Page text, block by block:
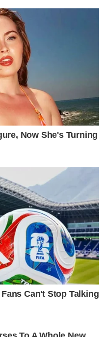
Now She's Turning
Can't Stop Talking